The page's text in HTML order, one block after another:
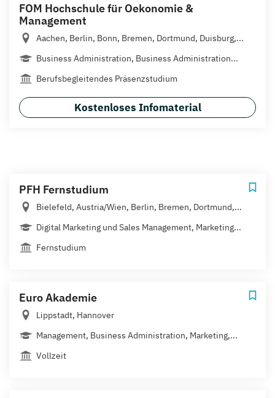
FOM Hochschule für Oekonomie &
Management
Aachen, Berlin, Bonn, Bremen, Dortmund, Duisburg,...
Business Administration, Business Administration...
Berufsbegleitendes Präsenzstudium
Kostenloses Infomaterial
PFH Fernstudium
Bielefeld, Austria/Wien, Berlin, Bremen, Dortmund,...
Digital Marketing und Sales Management, Marketing...
Fernstudium
Euro Akademie
Lippstadt, Hannover
Management, Business Administration, Marketing,...
Vollzeit